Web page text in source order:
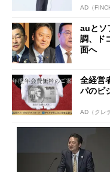
AD（
auとソ
調、ド
面へ
全経営
パのビ
AD（クレ